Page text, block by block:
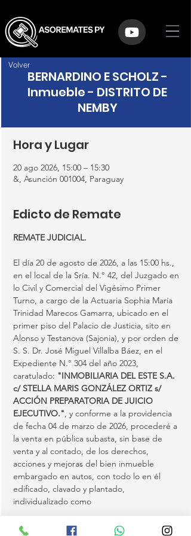
BERNARDINO E SCHOLZ -
Inmueble - DISTRITO DE
NEMBY
Hora y Lugar
20 ago 2026, 15:00 – 15:30
&, Asunción 001004, Paraguay
Edicto de Remate
REMATE JUDICIAL.
El día 20 de agosto de 2026, a las 15:00 hs.,
en el local de la Sría. N.° 42, del Juzgado en
lo Civil y Comercial del Vigésimo Primer
Turno, a cargo de la Actuaria Sophia María
Trinidad Marecos Gamarra, ubicado en el
primer piso del Palacio de Justicia, sito en
Alonso y Testanova (Sajonia), y por orden de
S. S. Dr. José Miguel Villalba Báez, en el
Expediente N.° 304 del año 2023,
caratulado: "INMOBILIARIA DEL ESTE S.A.
c/ STELLA MARIS GONZÁLEZ ORTIZ s/
ACCIÓN PREPARATORIA DE JUICIO
EJECUTIVO.", y conforme a la providencia
de fecha 04 de marzo de 2026, procederé a
la venta en pública subasta, sin base de
venta y al contado, de los derechos,
acciones y mejoras del bien inmueble
embargado en autos, con todo lo en él
edificado, clavado y plantado,
individualizado como
LOTE N.° 4 DE LA MANZANA 41 DEL
Volver